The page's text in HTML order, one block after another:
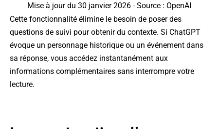
Mise à jour du 30 janvier 2026 - Source : OpenAI
Cette fonctionnalité élimine le besoin de poser des
questions de suivi pour obtenir du contexte. Si ChatGPT
évoque un personnage historique ou un événement dans
sa réponse, vous accédez instantanément aux
informations complémentaires sans interrompre votre
lecture.